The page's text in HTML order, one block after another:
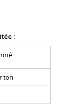
:
ton